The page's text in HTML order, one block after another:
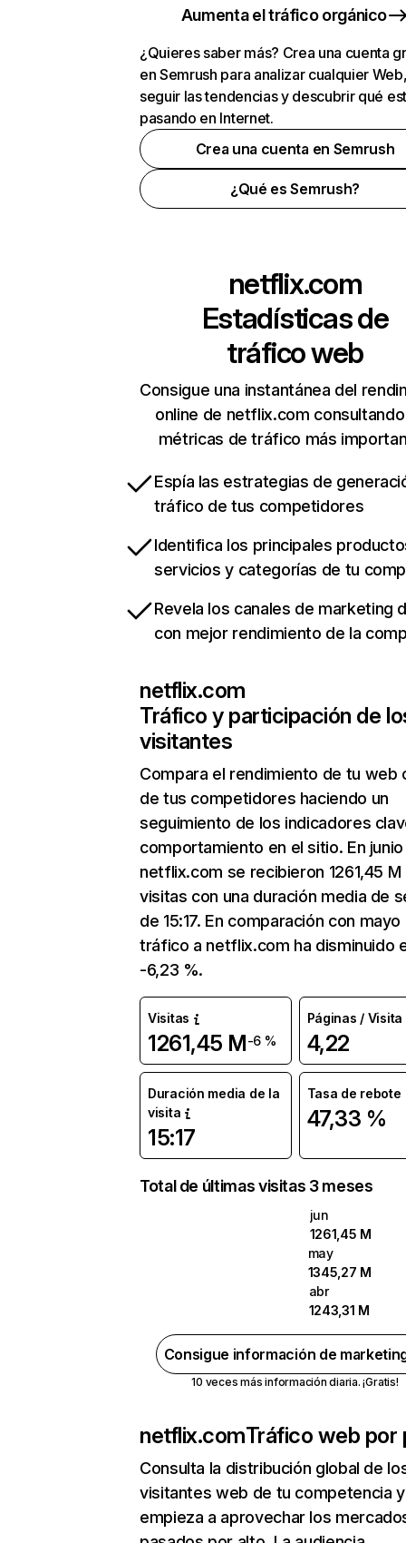
Aumenta el tráfico orgánico
¿Quieres saber más? Crea una cuenta
en Semrush para analizar cualquier
seguir las tendencias y descubrir qué
pasando en Internet.
Crea una cuenta en Semrush
¿Qué es Semrush?
netflix.com
Estadísticas de
tráfico web
Consigue una instantánea del
online de netflix.com
métricas de tráfico más
Espía las estrategias de
tráfico de tus competidores
Identifica los principales
servicios y categorías de tu
Revela los canales de marketing
con mejor rendimiento de la
netflix.com
Tráfico y participación de
visitantes
Compara el rendimiento de tu web
de tus competidores haciendo un
seguimiento de los indicadores
comportamiento en el sitio. En junio
netflix.com se recibieron 1261,45 M
visitas con una duración media de
de 15:17. En comparación con mayo
tráfico a netflix.com ha disminuido
-6,23 %.
Visitas
1261,45 M-6 %
Páginas / Visita
4,22
Duración media de la
visita
15:17
Tasa de rebote
47,33 %
Total de últimas visitas 3 meses
jun
1261,45 M
may
1345,27 M
abr
1243,31 M
Consigue información de
10 veces más información diaria. ¡Gratis!
netflix.comTráfico web por
Consulta la distribución global de
visitantes web de tu competencia y
empieza a aprovechar los